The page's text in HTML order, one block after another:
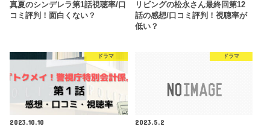
真夏のシンデレラ第1話視聴率/口
コミ評判！面白くない？
リビングの松永さん最終回第12
話の感想/口コミ評判！視聴率が
低い？
ドラマ
2023.10.10
ドラマ
2023.5.2